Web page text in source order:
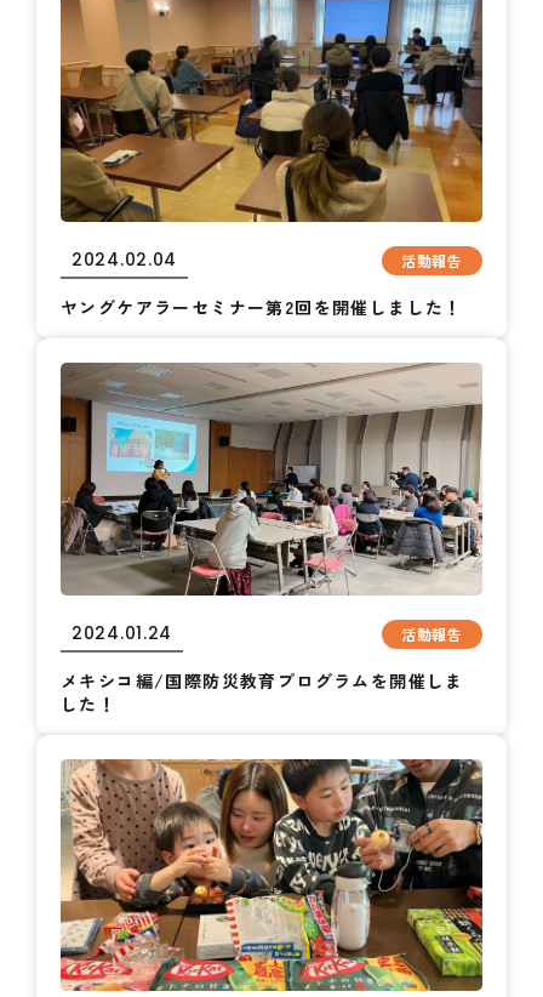
2024.02.04 活動報告
ヤングケアラーセミナー第2回を開催しました！
2024.01.24 活動報告
メキシコ編/国際防災教育プログラムを開催しま
した！